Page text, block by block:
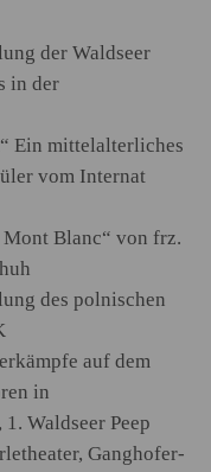
der Waldseer
in der
Ein mittelalterliches
vom Internat
Blanc“ von frz.
des polnischen
auf dem
in
Waldseer Peep
Ganghofer-